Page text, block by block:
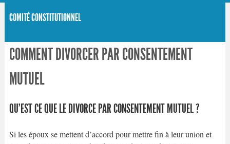
COMITÉ CONSTITUTIONNEL
COMMENT DIVORCER PAR CONSENTEMENT
MUTUEL
QU’EST CE QUE LE DIVORCE PAR CONSENTEMENT MUTUEL ?
Si les époux se mettent d’accord pour mettre fin à leur union et